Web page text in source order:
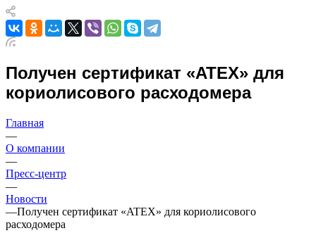
Получен сертификат «ATEX» для
кориолисового расходомера
Главная
—
О компании
—
Пресс-центр
—
Новости
—Получен сертификат «ATEX» для кориолисового
расходомера